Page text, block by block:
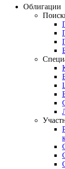
Облигации